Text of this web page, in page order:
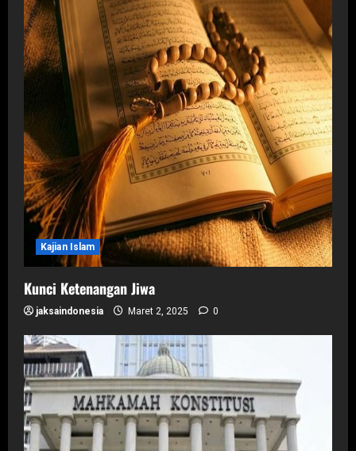
Kajian Islam
Kunci Ketenangan Jiwa
jaksaindonesia Maret 2, 2025 0